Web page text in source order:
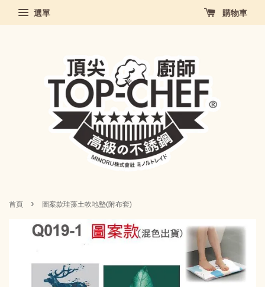
選單 購物車
首頁 › 圖案款珪藻土軟地墊(附布套)